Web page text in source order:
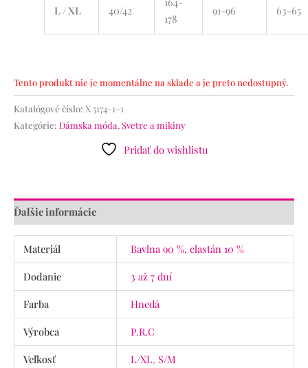
L / XL 40/42
178
91-96 63-65
Tento produkt nie je momentálne na sklade a je preto nedostupný.
Katalógové číslo: X 5174-1-1
Kategórie: Dámska móda,Svetre a mikiny
Pridať do wishlistu
Ďalšie informácie
Materiál
Bavlna 90 %, elastán 10 %
Dodanie
3 až 7 dní
Farba
Hnedá
Výrobca
P.R.C
Veľkosť
L/XL, S/M